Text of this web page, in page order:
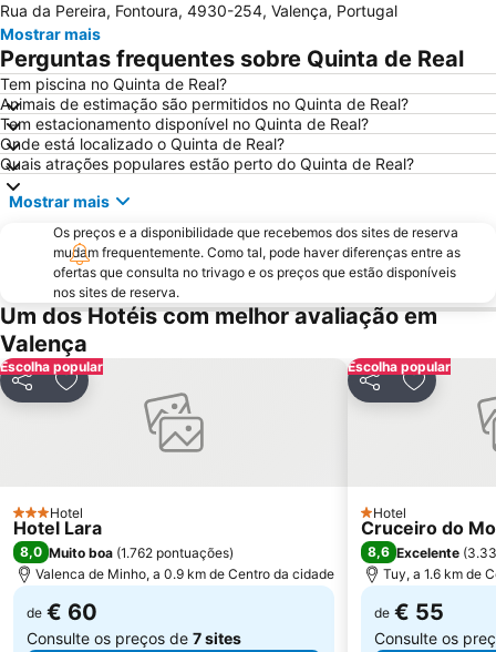
Aldeia Histórica de Soajo
Praia Fluvial de Vilar da Veiga
Vila Praia de Âncora
Braga Parque
Estádio Municipal de Braga - Estádio AXA
Bom Jesus do Monte
Cascata do Tahiti - Ermida
do Cabedelo
Praia Fluvial do Taboão
Termas Romanas do Alto da Cividade
Estação de Caminhos de Ferro de Braga
Vigo-Guixar
Praia de Esposende
Lago dos Cisnes
Da Amorosa
Barrio de Samil
Recinto Ferial de Vigo
Praia da Foz do Minho
América
Patos
Puerto de Baiona
de Castelo de Neiva
Santuário de Nossa Senhora da Peneda
Praia de Panxón
Suave Mar Beach
Praia de Lapamán
Castelo de Salvaterra
Parque Natural da Baixa Limia Serra do Xurés
Rua da Pereira, Fontoura, 4930-254, Valença, Portugal
Mostrar mais
Perguntas frequentes sobre Quinta de Real
Tem piscina no Quinta de Real?
Animais de estimação são permitidos no Quinta de Real?
Tem estacionamento disponível no Quinta de Real?
Onde está localizado o Quinta de Real?
Quais atrações populares estão perto do Quinta de Real?
Mostrar mais
Os preços e a disponibilidade que recebemos dos sites de reserva
mudam frequentemente. Como tal, pode haver diferenças entre as
ofertas que consulta no trivago e os preços que estão disponíveis
nos sites de reserva.
Um dos Hotéis com melhor avaliação em
Valença
Escolha popular
PartilharAdicionar aos favoritos
3 Estrelas
Hotel
Hotel Lara
8,0 Muito boa (1.762 pontuações)
Valenca de Minho, a 0.9 km de Centro da cidade
de € 60
Consulte os preços de 7 sites
Escolha popular
Partilhar
1 Estrelas
Hotel
Cruceiro do
8,6 Excelente (
Tuy, a 1.6 km de
de € 55
Consulte os